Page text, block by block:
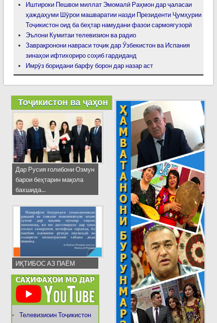
Иштироки Пешвои миллат Эмомалӣ Раҳмон дар ҷаласаи
ҳаждаҳуми Шӯрои машваратии назди Президенти Ҷумҳурии
Тоҷикистон оид ба беҳтар намудани фазои сармоягузорӣ
Эълони Кумитаи телевизион ва радио
Заврақронони навраси тоҷик дар Ӯзбекистон ва Испания
зинаҳои ифтихориро соҳиб гардиданд
Имрӯз боридани барфу борон дар назар аст
Тоҷикистон ва ҷаҳон
Дар Русия ғолибони Озмун
барои беҳтарин мақола
бахшида...
ИҚТИБОС АЗ ПАЁМ
Телевизиоин Тоҷикистон